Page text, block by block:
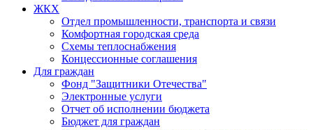
ЖКХ
Отдел промышленности, транспорта и связи
Комфортная городская среда
Схемы теплоснабжения
Концессионные соглашения
Для граждан
Фонд "Защитники Отечества"
Электронные услуги
Отчет об исполнении бюджета
Бюджет для граждан